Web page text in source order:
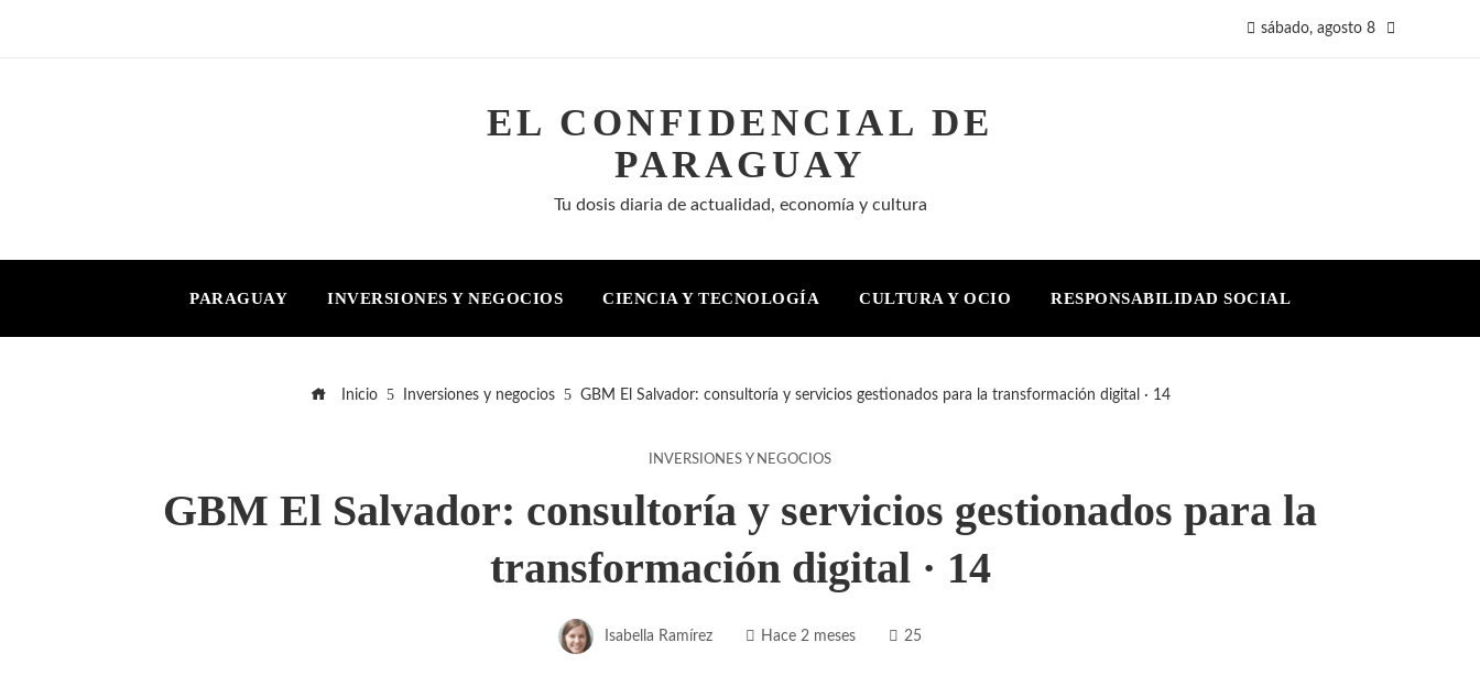
sábado, agosto 8
EL CONFIDENCIAL DE
PARAGUAY
Tu dosis diaria de actualidad, economía y cultura
PARAGUAY INVERSIONES Y NEGOCIOS CIENCIA Y TECNOLOGÍA CULTURA Y OCIO RESPONSABILIDAD SOCIAL
Inicio Inversiones y negocios GBM El Salvador: consultoría y servicios gestionados para la transformación digital · 14
INVERSIONES Y NEGOCIOS
GBM El Salvador: consultoría y servicios gestionados para la
transformación digital · 14
Isabella Ramírez Hace 2 meses 25